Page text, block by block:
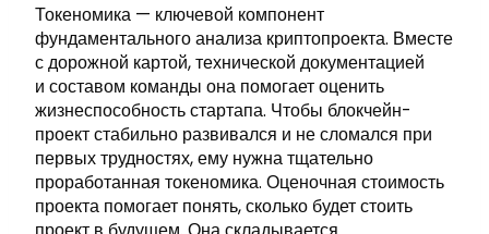
Токеномика — ключевой компонент
фундаментального анализа криптопроекта. Вместе
с дорожной картой, технической документацией
и составом команды она помогает оценить
жизнеспособность стартапа. Чтобы блокчейн-
проект стабильно развивался и не сломался при
первых трудностях, ему нужна тщательно
проработанная токеномика. Оценочная стоимость
проекта помогает понять, сколько будет стоить